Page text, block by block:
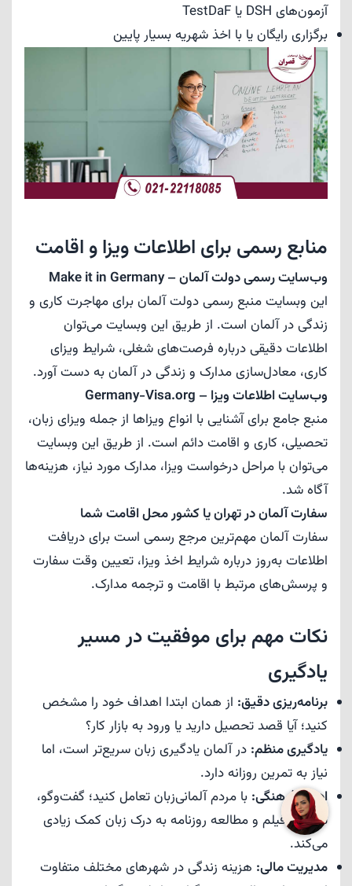
آزمون‌های DSH یا TestDaF
برگزاری رایگان یا با اخذ شهریه بسیار پایین
منابع رسمی برای اطلاعات ویزا و اقامت
وب‌سایت رسمی دولت آلمان – Make it in Germany
این وبسایت منبع رسمی دولت آلمان برای مهاجرت کاری و
زندگی در آلمان است. از طریق این وبسایت می‌توان
اطلاعات دقیقی درباره فرصت‌های شغلی، شرایط ویزای
کاری، معادل‌سازی مدارک و زندگی در آلمان به دست آورد.
وب‌سایت اطلاعات ویزا – Germany-Visa.org
منبع جامع برای آشنایی با انواع ویزاها از جمله ویزای زبان،
تحصیلی، کاری و اقامت دائم است. از طریق این وبسایت
می‌توان با مراحل درخواست ویزا، مدارک مورد نیاز، هزینه‌ها
آگاه شد.
سفارت آلمان در تهران یا کشور محل اقامت شما
سفارت آلمان مهم‌ترین مرجع رسمی است برای دریافت
اطلاعات به‌روز درباره شرایط اخذ ویزا، تعیین وقت سفارت
و پرسش‌های مرتبط با اقامت و ترجمه مدارک.
نکات مهم برای موفقیت در مسیر
یادگیری
برنامه‌ریزی دقیق: از همان ابتدا اهداف خود را مشخص
کنید؛ آیا قصد تحصیل دارید یا ورود به بازار کار؟
یادگیری منظم: در آلمان یادگیری زبان سریع‌تر است، اما
نیاز به تمرین روزانه دارد.
ادغام فرهنگی: با مردم آلمانی‌زبان تعامل کنید؛ گفت‌وگو،
تماشای فیلم و مطالعه روزنامه به درک زبان کمک زیادی
می‌کند.
مدیریت مالی: هزینه زندگی در شهرهای مختلف متفاوت